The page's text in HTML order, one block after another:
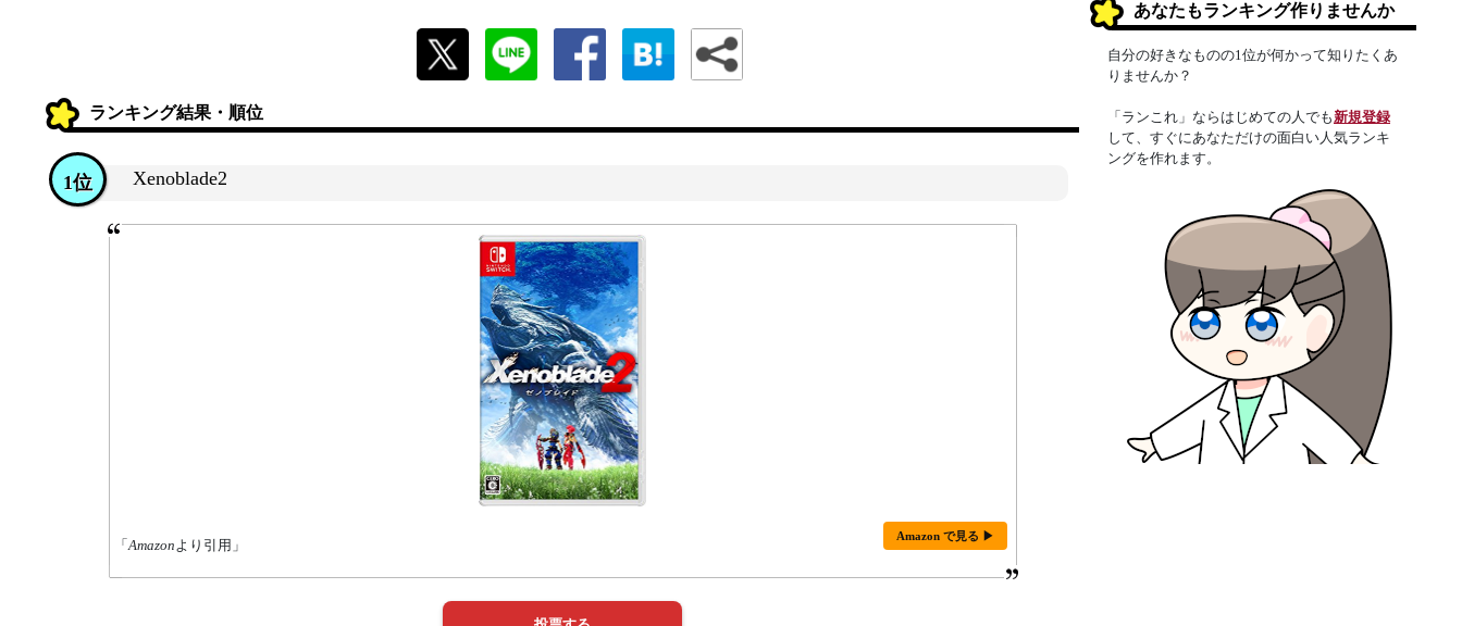
ランキング結果・順位
Xenoblade2
1位
「Amazonより引用」
Amazon で見る ▶
あなたもランキング作りませんか
自分の好きなものの1位が何かって知りたくあ
りませんか？
「ランこれ」ならはじめての人でも新規登録
して、すぐにあなただけの面白い人気ランキ
ングを作れます。